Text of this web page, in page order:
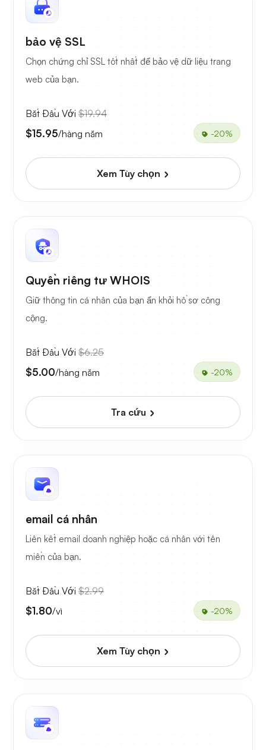
bảo vệ SSL
Chọn chứng chỉ SSL tốt nhất để bảo vệ dữ liệu trang
web của bạn.
Bắt Đầu Với $19.94
$15.95/hàng năm -20%
Xem Tùy chọn
Quyền riêng tư WHOIS
Giữ thông tin cá nhân của bạn ẩn khỏi hồ sơ công
cộng.
Bắt Đầu Với $6.25
$5.00/hàng năm -20%
Tra cứu
email cá nhân
Liên kết email doanh nghiệp hoặc cá nhân với tên
miền của bạn.
Bắt Đầu Với $2.99
$1.80/vì -20%
Xem Tùy chọn